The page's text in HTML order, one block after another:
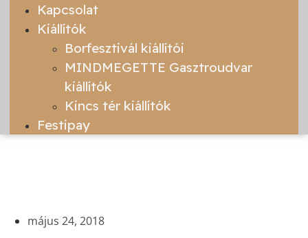
Kapcsolat
Kiállítók
Borfesztivál kiállítói
MINDMEGETTE Gasztroudvar
kiállítók
Kincs tér kiállítók
Festipay
május 24, 2018